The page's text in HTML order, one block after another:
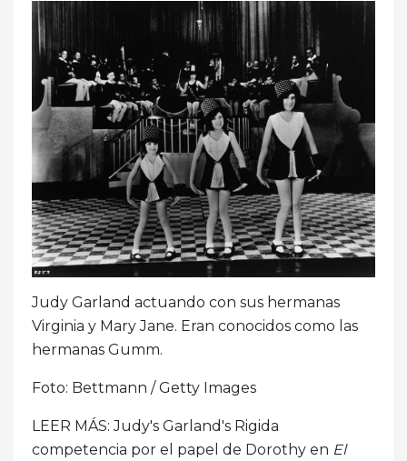
Judy Garland actuando con sus hermanas
Virginia y Mary Jane. Eran conocidos como las
hermanas Gumm.
Foto: Bettmann / Getty Images
LEER MÁS: Judy's Garland's Rigida
competencia por el papel de Dorothy en El